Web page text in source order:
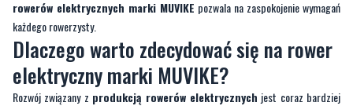
elektryczny marki MUVIKE?
Rozwój związany z produkcją rowerów elektrycznych
zaawansowany. Wiele osób decyduje się na zakup właśnie takiego rowerów w
trosce o środowisko, stale zanieczyszczane przez ogromna ilość spalin i innych
zanieczyszczeń degradujących miejsce naszego życia. Co sprawia, że warto